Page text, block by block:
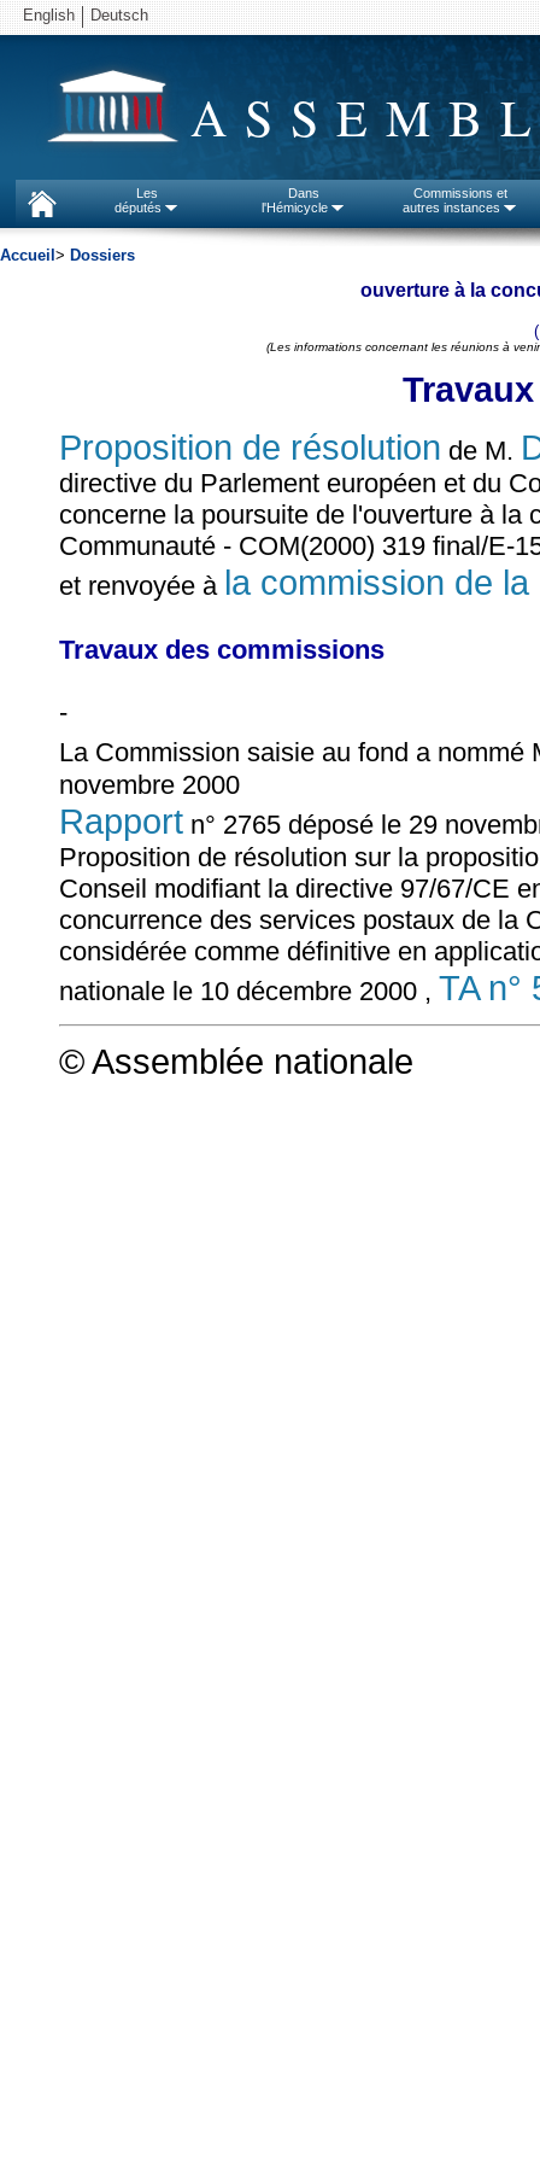
English Deutsch
Les
députés
Dans
l'Hémicycle
Commissions et
autres instances
Accueil > Dossiers
ouverture à la
(Les informations concernant les réunions à
Proposition de résolution de M.
directive du Parlement européen et du
concerne la poursuite de l'ouverture à la
Communauté - COM(2000) 319 final/E-
et renvoyée à la commission de
Travaux des commissions
-
La Commission saisie au fond a nommé
novembre 2000
Rapport n° 2765 déposé le 29
Proposition de résolution sur la
Conseil modifiant la directive 97/67/CE
concurrence des services postaux de la
considérée comme définitive en
nationale le 10 décembre 2000 , TA n°
© Assemblée nationale